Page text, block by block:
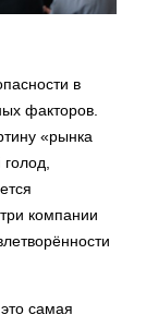
в
факторов.
«рынка
компании
самая